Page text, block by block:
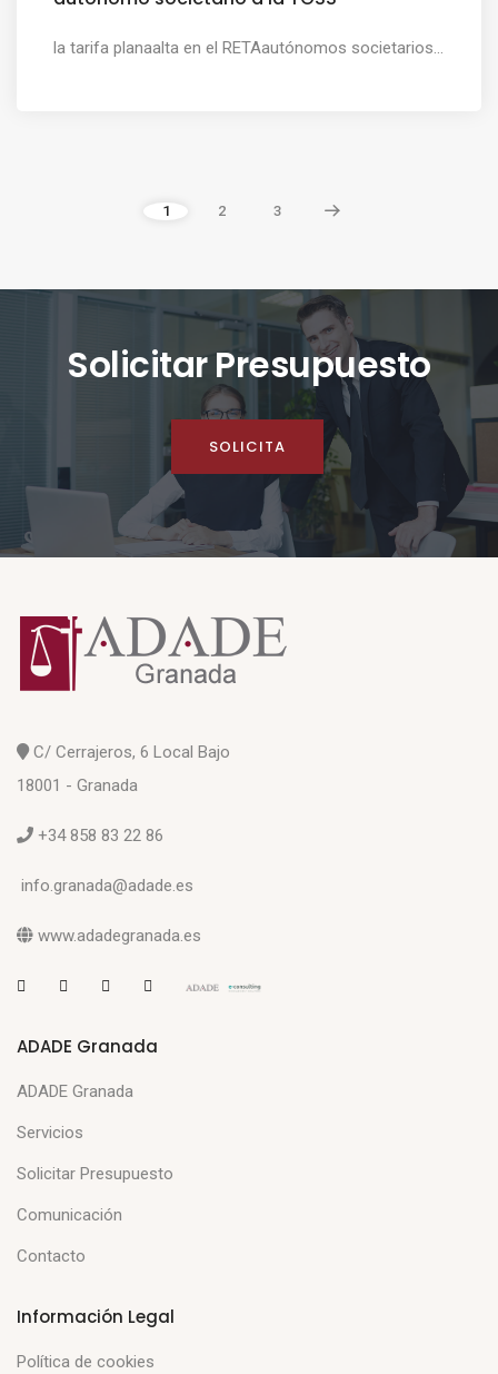
la tarifa planaalta en el RETAautónomos societarios...
1 2 3
Solicitar Presupuesto
SOLICITA
C/ Cerrajeros, 6 Local Bajo
18001 - Granada
+34 858 83 22 86
info.granada@adade.es
www.adadegranada.es
ADADE Granada
ADADE Granada
Servicios
Solicitar Presupuesto
Comunicación
Contacto
Información Legal
Política de cookies